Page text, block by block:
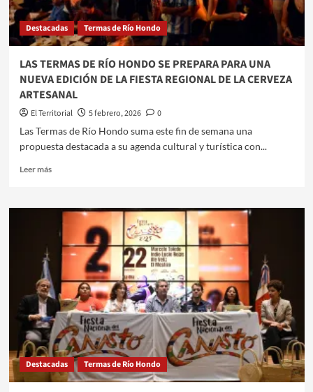
Destacadas Termas de Río Hondo
LAS TERMAS DE RÍO HONDO SE PREPARA PARA UNA
NUEVA EDICIÓN DE LA FIESTA REGIONAL DE LA CERVEZA
ARTESANAL
El Territorial 5 febrero, 2026
0
Las Termas de Río Hondo suma este fin de semana una
propuesta destacada a su agenda cultural y turística con...
Leer másLeer
LAS
TERMAS
DE
RÍO
HONDO
SE
PREPARA
PARA
UNA
NUEVA
EDICIÓN
DE
LA
FIESTA
Destacadas Termas de Río Hondo